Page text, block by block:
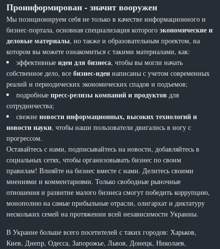
Проинформирован - значит вооружен
Мы позиционируем себя не только в качестве информационного и
бизнес-портала, основная специализация которогоэкономические и
деловые материалы, но также и образовательным проектом, на
котором вы можете ознакомиться с такими материалами, как:
эффективныеидеи для бизнеса, чтобы вы могли начать
собственное дело, всебизнес-идеи написаны с учетом современных
реалий и периодических экономических спадов и подъемов;
подробныепресс-релизы компаний и продуктов для
сотрудничества;
свежиеновости информационных, высоких технологий и
новости науки, чтобы наши пользователи двигались в ногу с
прогрессом.
Оставайтесь с нами, подписывайтесь на новости, добавляйтесь в
социальных сетях, чтобы организовывать бизнес по своим
правилам! Влияйте на бизнес вместе с нами. Делитесь своими
мнениями и комментариями. Только свободные рыночные
отношения и развитие малого бизнеса смогут победить коррупцию,
монополию на самые прибыльные отрасли, олигархат и диктатуру
нескольких семей на протяжении всей независимости Украины.
В Украине больше всего посетителей с таких городов: Харьков,
Киев, Днепр, Одесса, Запорожье, Львов, Донецк, Николаев,